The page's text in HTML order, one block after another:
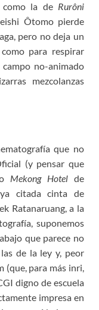
como la de Rurôni
Ôtomo pierde
pero no deja un
para respirar
no-animado
mezcolanzas
que no
(y pensar que
Mekong Hotel de
citada cinta de
Ratanaruang, a la
suponemos
que parece no
de la ley y, peor
(que, para más inri,
digno de escuela
impresa en